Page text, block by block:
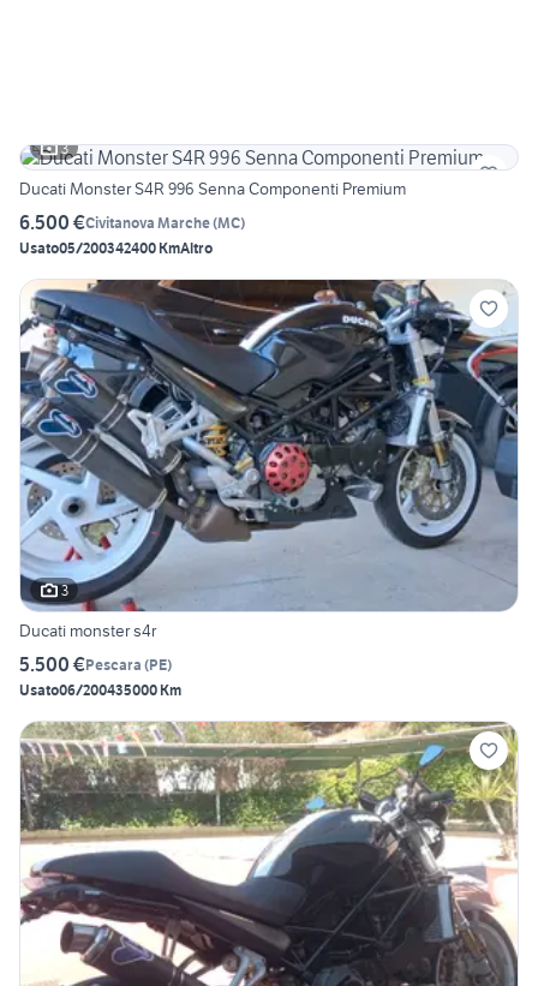
3
Ducati Monster S4R 996 Senna Componenti Premium
6.500 €Civitanova Marche(MC)
Usato05/200342400 KmAltro
3
Ducati monster s4r
5.500 €Pescara (PE)
Usato06/200435000 Km